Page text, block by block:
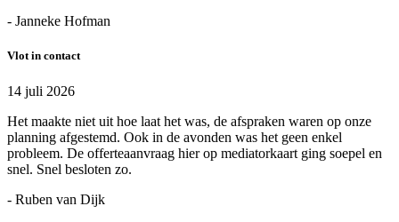
- Janneke Hofman
Vlot in contact
14 juli 2026
Het maakte niet uit hoe laat het was, de afspraken waren op onze
planning afgestemd. Ook in de avonden was het geen enkel
probleem. De offerteaanvraag hier op mediatorkaart ging soepel en
snel. Snel besloten zo.
- Ruben van Dijk